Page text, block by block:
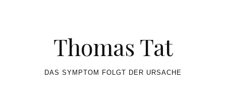
Thomas Tat
DAS SYMPTOM FOLGT DER URSACHE